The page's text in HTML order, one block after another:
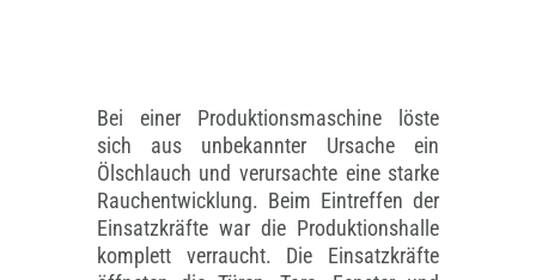
Bei einer Produktionsmaschine löste
sich aus unbekannter Ursache ein
Ölschlauch und verursachte eine starke
Rauchentwicklung. Beim Eintreffen der
Einsatzkräfte war die Produktionshalle
komplett verraucht. Die Einsatzkräfte